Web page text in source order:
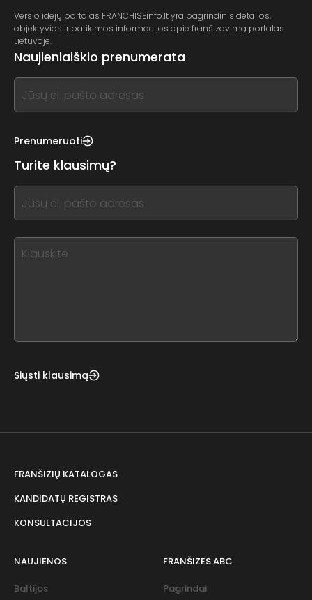
Verslo idėjų portalas FRANCHISEinfo.lt yra pagrindinis detalios,
objektyvios ir patikimos informacijos apie franšizavimą portalas
Lietuvoje.
Naujienlaiškio prenumerata
If
you
this,
this
form
field
blank
Prenumeruoti
Turite klausimų?
If
you
this,
Siųsti klausimą
FRANŠIZIŲ KATALOGAS
KANDIDATŲ REGISTRAS
KONSULTACIJOS
NAUJIENOS
Baltijos
FRANŠIZĖS ABC
Pagrindai